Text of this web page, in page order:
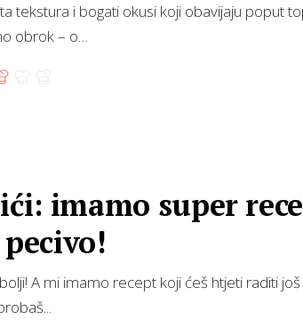
tekstura i bogati okusi koji obavijaju poput
obrok – o…
imamo super
A mi imamo recept koji ćeš htjeti raditi